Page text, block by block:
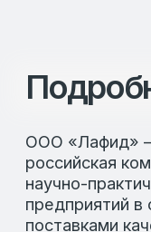
животноводства и
разработанные с
стандартов и
продукты для
питательности и
производственных
Кормовые
продуктивности